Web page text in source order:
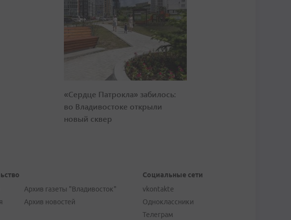
«Сердце Патрокла» забилось:
во Владивостоке открыли
новый сквер
Архив газеты "Владивосток"
Архив новостей
Социальные сети
vkontakte
Одноклассники
Телеграм